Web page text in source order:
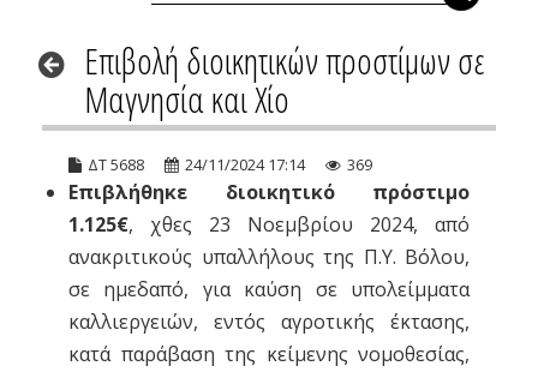
Επιβολή διοικητικών προστίμων σε
Μαγνησία και Χίο
ΔΤ 5688 24/11/2024 17:14 369
Επιβλήθηκε διοικητικό πρόστιμο
1.125€, χθες 23 Νοεμβρίου 2024, από
ανακριτικούς υπαλλήλους της Π.Υ. Βόλου,
σε ημεδαπό, για καύση σε υπολείμματα
καλλιεργειών, εντός αγροτικής έκτασης,
κατά παράβαση της κείμενης νομοθεσίας,